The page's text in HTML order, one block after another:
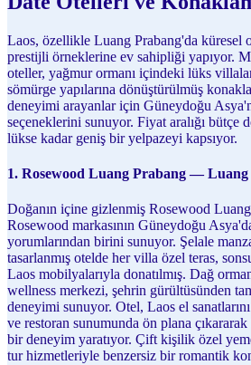
Laos, özellikle Luang Prabang'da küresel
prestijli örneklerine ev sahipliği yapıyor.
oteller, yağmur ormanı içindeki lüks
sömürge yapılarına dönüştürülmüş
deneyimi arayanlar için Güneydoğu
seçeneklerini sunuyor. Fiyat aralığı bütçe
lükse kadar geniş bir yelpazeyi kapsıyor.
1. Rosewood Luang Prabang —
Doğanın içine gizlenmiş Rosewood
Rosewood markasının Güneydoğu
yorumlarından birini sunuyor. Şelale
tasarlanmış otelde her villa özel teras,
Laos mobilyalarıyla donatılmış. Dağ
wellness merkezi, şehrin gürültüsünden
deneyimi sunuyor. Otel, Laos el
ve restoran sunumunda ön plana
bir deneyim yaratıyor. Çift kişilik özel
tur hizmetleriyle benzersiz bir romantik